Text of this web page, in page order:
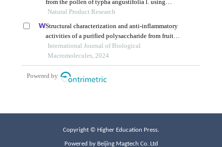
Copyright © Higher Education Press.
Powered by Beijing Magtech Co. Ltd